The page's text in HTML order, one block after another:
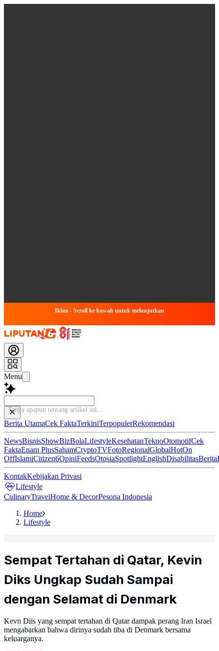
Iklan - Scroll ke bawah untuk melanjutkan
Menu
Tanya a
Berita UtamaCek FaktaTerkiniTerpopulerRekomendasi
NewsBisnisShowBizBolaLifestyleKesehatanTeknoOtomotifCek
FaktaEnam PlusSahamCryptoTVFotoRegionalGlobalHotOn
OffIslamiCitizen6OpiniFeedsOtosiaSpotlightEnglishDisabilitasBerita
KontakKebijakan Privasi
Lifestyle
CulinaryTravelHome & DecorPesona Indonesia
Home
Lifestyle
Sempat Tertahan di Qatar, Kevin
Diks Ungkap Sudah Sampai
dengan Selamat di Denmark
Kevn Diis yang sempat tertahan di Qatar dampak perang Iran Israel
mengabarkan bahwa dirinya sudah tiba di Denmark bersama
keluarganya.